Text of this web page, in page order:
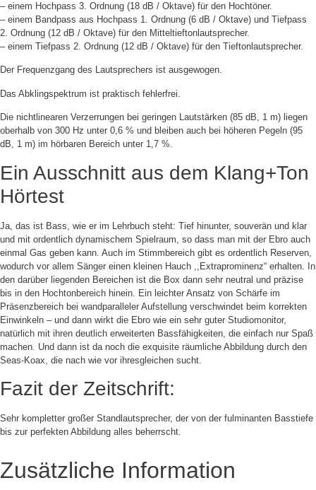
– einem Hochpass 3. Ordnung (18 dB / Oktave) für den Hochtöner.
– einem Bandpass aus Hochpass 1. Ordnung (6 dB / Oktave) und Tiefpass
2. Ordnung (12 dB / Oktave) für den Mitteltieftonlautsprecher.
– einem Tiefpass 2. Ordnung (12 dB / Oktave) für den Tieftonlautsprecher.
Der Frequenzgang des Lautsprechers ist ausgewogen.
Das Abklingspektrum ist praktisch fehlerfrei.
Die nichtlinearen Verzerrungen bei geringen Lautstärken (85 dB, 1 m) liegen
oberhalb von 300 Hz unter 0,6 % und bleiben auch bei höheren Pegeln (95
dB, 1 m) im hörbaren Bereich unter 1,7 %.
Ein Ausschnitt aus dem Klang+Ton
Hörtest
Ja, das ist Bass, wie er im Lehrbuch steht: Tief hinunter, souverän und klar
und mit ordentlich dynamischem Spielraum, so dass man mit der Ebro auch
einmal Gas geben kann. Auch im Stimmbereich gibt es ordentlich Reserven,
wodurch vor allem Sänger einen kleinen Hauch ,,Extraprominenz“ erhalten. In
den darüber liegenden Bereichen ist die Box dann sehr neutral und präzise
bis in den Hochtonbereich hinein. Ein leichter Ansatz von Schärfe im
Präsenzbereich bei wandparalleler Aufstellung verschwindet beim korrekten
Einwinkeln – und dann wirkt die Ebro wie ein sehr guter Studiomonitor,
natürlich mit ihren deutlich erweiterten Bassfähigkeiten, die einfach nur Spaß
machen. Und dann ist da noch die exquisite räumliche Abbildung durch den
Seas-Koax, die nach wie vor ihresgleichen sucht.
Fazit der Zeitschrift:
Sehr kompletter großer Standlautsprecher, der von der fulminanten Basstiefe
bis zur perfekten Abbildung alles beherrscht.
Zusätzliche Information